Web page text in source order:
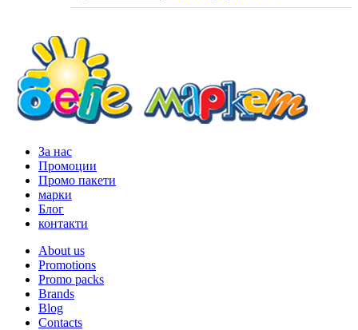
За нас
Промоции
Промо пакети
марки
Блог
контакти
About us
Promotions
Promo packs
Brands
Blog
Contacts